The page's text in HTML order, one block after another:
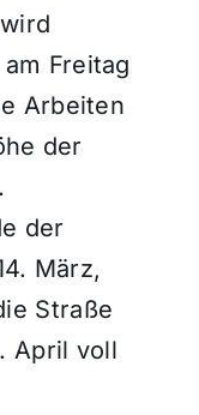
Freitag
Arbeiten
der
der
März,
Straße
April voll